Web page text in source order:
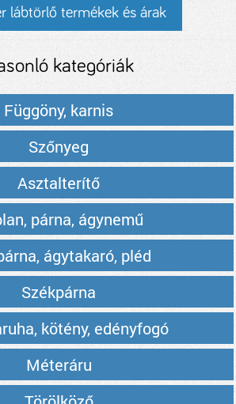
lábtörlő termékek és árak
kategóriák
Függöny, karnis
Szőnyeg
Asztalterítő
párna, ágynemű
ágytakaró, pléd
Székpárna
kötény, edényfogó
Méteráru